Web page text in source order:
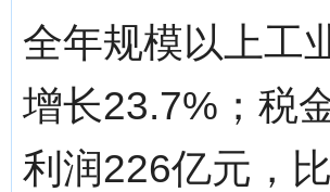
全年规模以上工
增长23.7%；税
利润226亿元，